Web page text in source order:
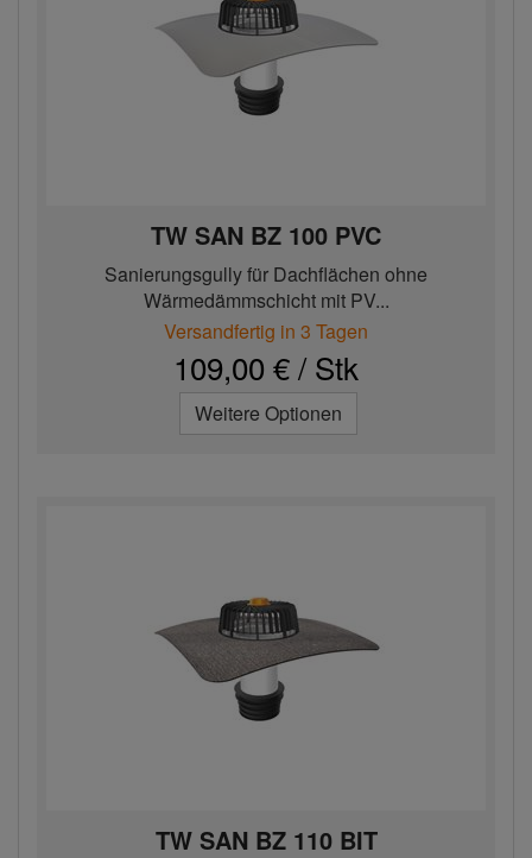
TW SAN BZ 100 PVC
Sanierungsgully für Dachflächen ohne
Wärmedämmschicht mit PV...
Versandfertig in 3 Tagen
109,00 € / Stk
Weitere Optionen
TW SAN BZ 110 BIT